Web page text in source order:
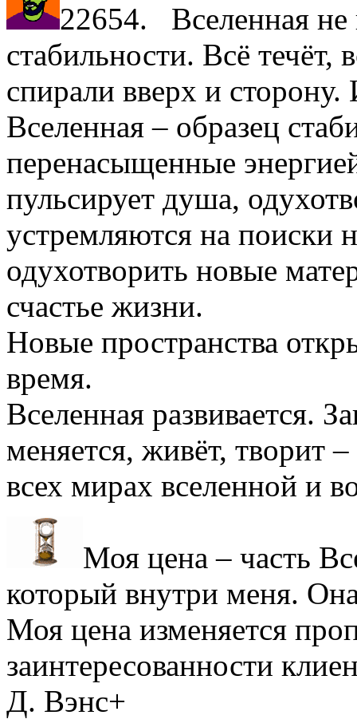
22654. Вселенная не
стабильности. Всё течёт,
спирали вверх и
Вселенная – образец
перенасыщенные
пульсирует душа,
устремляются на поиски
одухотворить новые
счастье жизни.
Новые пространства
время.
Вселенная развивается.
меняется, живёт, творит
всех мирах
Моя цена – часть
который внутри меня.
Моя цена изменяется
заинтересованности
Д. Вэнс+